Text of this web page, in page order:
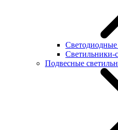
Светильники-
Подвесные